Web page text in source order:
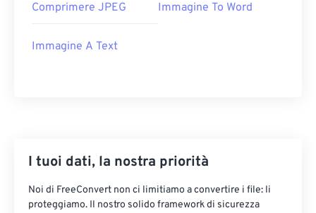
Comprimere JPEG Immagine To Word
Immagine A Text
I tuoi dati, la nostra priorità
Noi di FreeConvert non ci limitiamo a convertire i file: li
proteggiamo. Il nostro solido framework di sicurezza